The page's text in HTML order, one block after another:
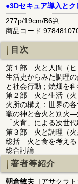
●3Dセキュア導入と
277p/19cm/B6判
商品コード
目次
第１部 火と人間（ヒ
生活史からみた調理
と社会行動；焼畑を
第２部 火と生活（火
火所の構え：世界の
竈の神と合火と別火
「火育」による次世
第３部 火と調理（火
総括 火と食を考える
総合討論
著者等紹介
朝倉敏夫 ［アサクラト